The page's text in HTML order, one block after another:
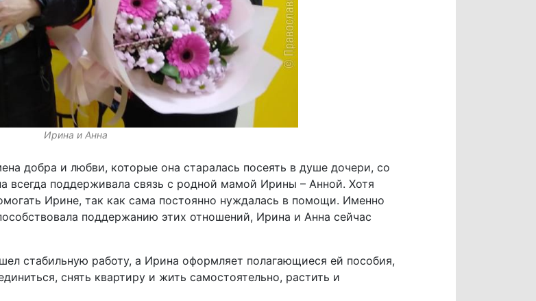
Ирина и Анна
добра и любви, которые она старалась посеять в душе дочери, со
всегда поддерживала связь с родной мамой Ирины – Анной. Хотя
Ирине, так как сама постоянно нуждалась в помощи. Именно
поддержанию этих отношений, Ирина и Анна сейчас
стабильную работу, а Ирина оформляет полагающиеся ей пособия,
снять квартиру и жить самостоятельно, растить и